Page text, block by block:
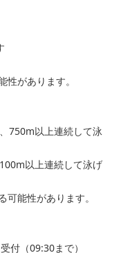
があります。
750m以上連続して泳
以上連続して泳げ
能性があります。
付（09:30まで）